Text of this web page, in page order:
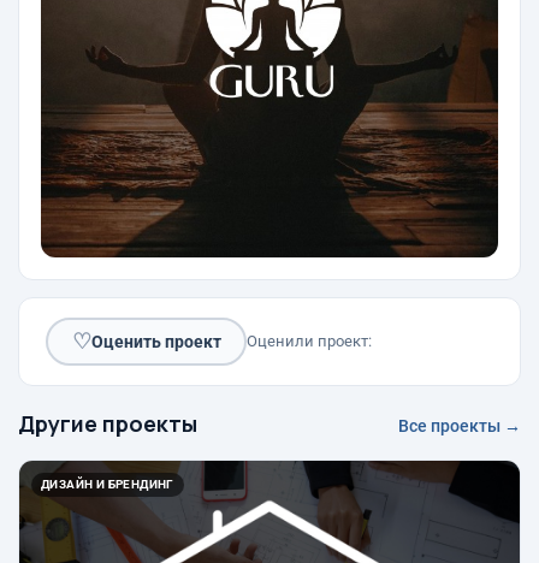
♡Оценить проект Оценили проект:
Другие проекты Все проекты →
ДИЗАЙН И БРЕНДИНГ